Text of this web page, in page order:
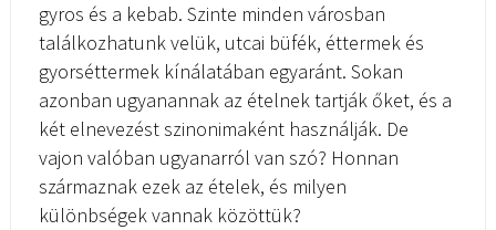
gyros és a kebab. Szinte minden városban
találkozhatunk velük, utcai büfék, éttermek és
gyorséttermek kínálatában egyaránt. Sokan
azonban ugyanannak az ételnek tartják őket, és a
két elnevezést szinonimaként használják. De
vajon valóban ugyanarról van szó? Honnan
származnak ezek az ételek, és milyen
különbségek vannak közöttük?